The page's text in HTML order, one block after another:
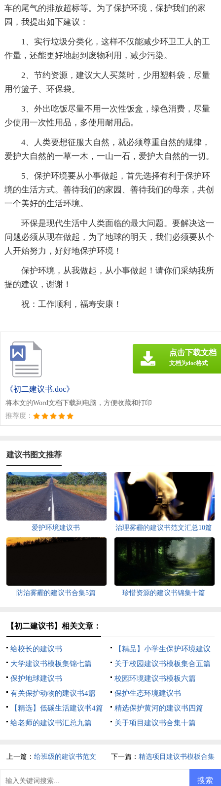
车的尾气的排放超标等。为了保护环境，保护我们的家
园，我提出如下建议：
1、实行垃圾分类化，这样不仅能减少环卫工人的工
作量，还能更好地起到废物利用，减少污染。
2、节约资源，建议大人买菜时，少用塑料袋，尽量
用竹篮子、环保袋。
3、外出吃饭尽量不用一次性饭盒，绿色消费，尽量
少使用一次性用品，多使用耐用品。
4、人类要想征服大自然，就必须尊重自然的规律，
爱护大自然的一草一木，一山一石，爱护大自然的一切。
5、保护环境要从小事做起，首先选择有利于保护环
境的生活方式。善待我们的家园、善待我们的母亲，共创
一个美好的生活环境。
环保是现代生活中人类面临的最大问题。要解决这一
问题必须从现在做起，为了地球的明天，我们必须要从个
人开始努力，好好地保护环境！
保护环境，从我做起，从小事做起！请你们采纳我所
提的建议，谢谢！
祝：工作顺利，福寿安康！
《初二建议书.doc》
将本文的Word文档下载到电脑，方便收藏和打印
推荐度：
点击下载文档
文档为doc格式
建议书图文推荐
爱护环境建议书 治理雾霾的建议书范文汇总10篇
防治雾霾的建议书合集5篇 珍惜资源的建议书锦集十篇
【初二建议书】相关文章：
给校长的建议书
【精品】小学生保护环境建议
书3篇
大学建议书模板集锦七篇
关于校园建议书模板集合五篇
保护地球建议书
校园环境建议书模板六篇
有关保护动物的建议书4篇
保护生态环境建议书
【精选】低碳生活建议书4篇
精选保护黄河的建议书四篇
给老师的建议书汇总九篇
关于项目建议书合集十篇
上一篇：给班级的建议书范文 下一篇： 精选项目建议书模板合集